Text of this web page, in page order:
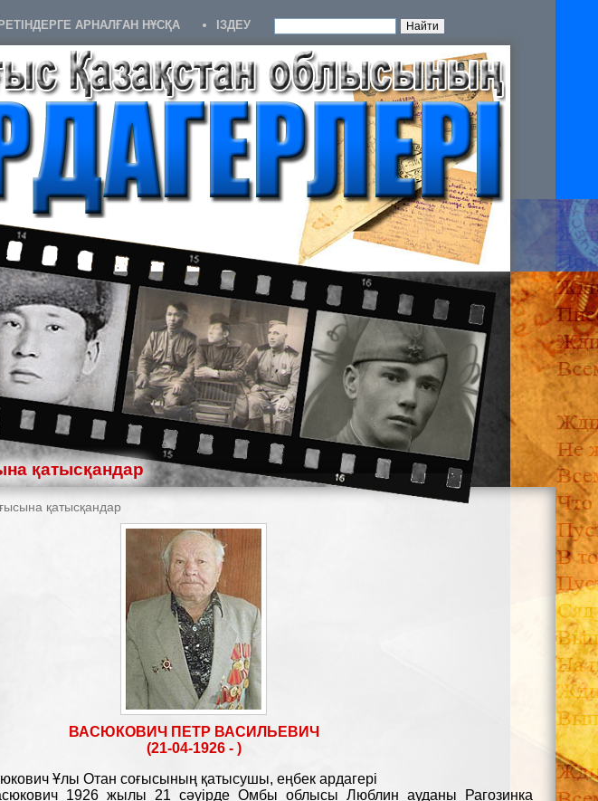
АРНАЛҒАН НҰСҚА IЗДЕУ
қатысқандар
қатысқандар
ВАСЮКОВИЧ ПЕТР ВАСИЛЬЕВИЧ
(21-04-1926 - )
Ұлы Отан соғысының қатысушы, еңбек ардагері
1926 жылы 21 сәуірде Омбы облысы Люблин ауданы Рагозинка